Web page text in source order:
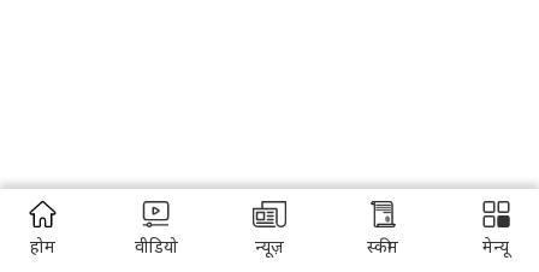
होम वीडियो न्यूज़ स्कीम मेन्यू